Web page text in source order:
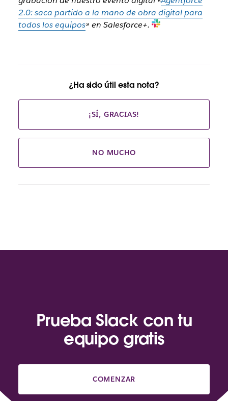
2.0: saca partido a la mano de obra digital para
todos los equipos» en Salesforce+.
¿Ha sido útil esta nota?
¡SÍ, GRACIAS!
NO MUCHO
Prueba Slack con tu
equipo gratis
COMENZAR